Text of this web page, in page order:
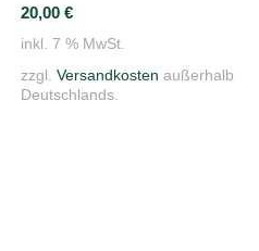
20,00 €
inkl. 7 % MwSt.
zzgl. Versandkosten außerhalb
Deutschlands.